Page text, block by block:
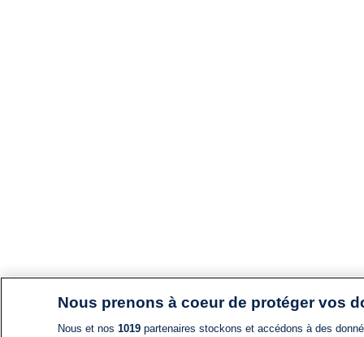
Nous prenons à coeur de protéger vos
Nous et nos 1019partenaires stockons et accédons à des